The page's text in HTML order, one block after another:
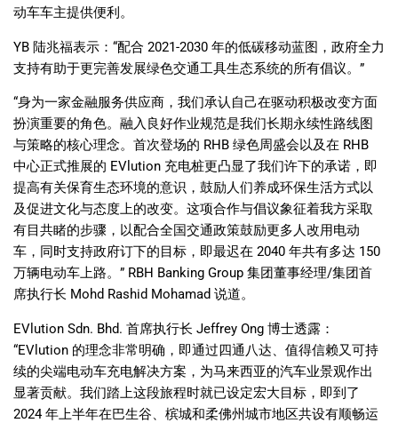
动车车主提供便利。
YB 陆兆福表示： “配合 2021-2030 年的低碳移动蓝图，政府全力
支持有助于更完善发展绿色交通工具生态系统的所有倡议。 ”
“身为一家金融服务供应商，我们承认自己在驱动积极改变方面
扮演重要的角色。融入良好作业规范是我们长期永续性路线图
与策略的核心理念。首次登场的 RHB 绿色周盛会以及在 RHB
中心正式推展的 EVlution 充电桩更凸显了我们许下的承诺，即
提高有关保育生态环境的意识，鼓励人们养成环保生活方式以
及促进文化与态度上的改变。这项合作与倡议象征着我方采取
有目共睹的步骤，以配合全国交通政策鼓励更多人改用电动
车，同时支持政府订下的目标，即最迟在 2040 年共有多达 150
万辆电动车上路。 ” RBH Banking Group 集团董事经理/集团首
席执行长 Mohd Rashid Mohamad 说道。
EVlution Sdn. Bhd. 首席执行长 Jeffrey Ong 博士透露：
“EVlution 的理念非常明确，即通过四通八达、值得信赖又可持
续的尖端电动车充电解决方案，为马来西亚的汽车业景观作出
显著贡献。我们踏上这段旅程时就已设定宏大目标，即到了
2024年上半年在巴生谷、槟城和柔佛州城市地区共设有顺畅运